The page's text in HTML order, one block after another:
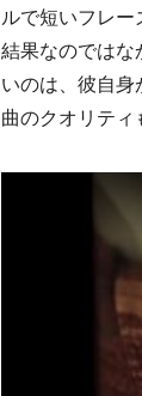
ルで短いフレ
結果なのでは
いのは、彼自
曲のクオリティ